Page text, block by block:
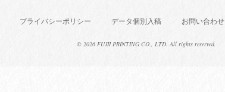
プライバシーポリシー データ個別入稿 お問い合わせ
© 2026 FUJII PRINTING CO., LTD. All rights reserved.